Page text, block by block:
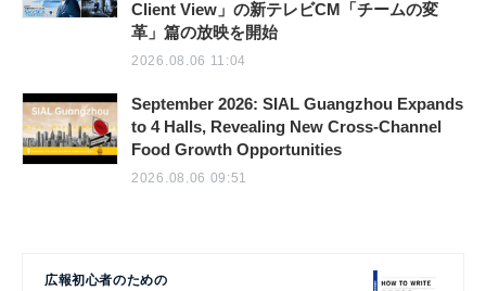
Client View」の新テレビCM「チームの変
革」篇の放映を開始
2026.08.06 11:04
September 2026: SIAL Guangzhou Expands
to 4 Halls, Revealing New Cross-Channel
Food Growth Opportunities
2026.08.06 09:51
広報初心者のための